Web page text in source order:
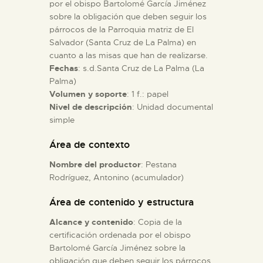
ESPAÑOL
por el obispo Bartolomé García Jiménez
sobre la obligación que deben seguir los
párrocos de la Parroquia matriz de El
Salvador (Santa Cruz de La Palma) en
cuanto a las misas que han de realizarse.
Fechas: s.d.Santa Cruz de La Palma (La
Palma)
Volumen y soporte: 1 f.: papel
Nivel de descripción: Unidad documental
simple
Área de contexto
Nombre del productor: Pestana
Rodríguez, Antonino (acumulador)
Área de contenido y estructura
Alcance y contenido: Copia de la
certificación ordenada por el obispo
Bartolomé García Jiménez sobre la
obligación que deben seguir los párrocos